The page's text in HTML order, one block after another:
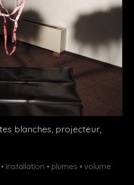
blanches, projecteur,
:
• installation • plumes • volume